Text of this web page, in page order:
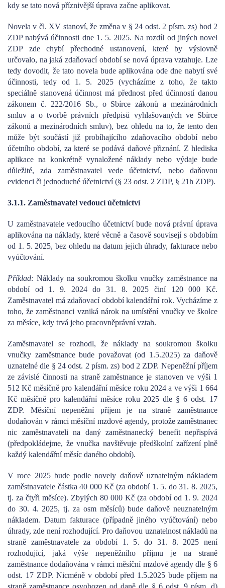
kdy se tato nová příznivější úprava začne aplikovat.
Novela v čl. XV stanoví, že změna v § 24 odst. 2 písm. zs) bod 2
ZDP nabývá účinnosti dne 1. 5. 2025. Na rozdíl od jiných novel
ZDP zde chybí přechodné ustanovení, které by výslovně
určovalo, na jaká zdaňovací období se nová úprava vztahuje. Lze
tedy dovodit, že tato novela bude aplikována ode dne nabytí své
účinnosti, tedy od 1. 5. 2025 (vycházíme z toho, že takto
speciálně stanovená účinnost má přednost před účinností danou
zákonem č. 222/2016 Sb., o Sbírce zákonů a mezinárodních
smluv a o tvorbě právních předpisů vyhlašovaných ve Sbírce
zákonů a mezinárodních smluv), bez ohledu na to, že tento den
může být součástí již probíhajícího zdaňovacího období nebo
účetního období, za které se podává daňové přiznání. Z hlediska
aplikace na konkrétně vynaložené náklady nebo výdaje bude
důležité, zda zaměstnavatel vede účetnictví, nebo daňovou
evidenci či jednoduché účetnictví (§ 23 odst. 2 ZDP, § 21h ZDP).
3.1.1. Zaměstnavatel vedoucí účetnictví
U zaměstnavatele vedoucího účetnictví bude nová právní úprava
aplikována na náklady, které věcně a časově souvisejí s obdobím
od 1. 5. 2025, bez ohledu na datum jejich úhrady, fakturace nebo
vyúčtování.
Příklad: Náklady na soukromou školku vnučky zaměstnance na
období od 1. 9. 2024 do 31. 8. 2025 činí 120 000 Kč.
Zaměstnavatel má zdaňovací období kalendářní rok. Vycházíme z
toho, že zaměstnanci vzniká nárok na umístění vnučky ve školce
za měsíce, kdy trvá jeho pracovněprávní vztah.
Zaměstnavatel se rozhodl, že náklady na soukromou školku
vnučky zaměstnance bude považovat (od 1.5.2025) za daňově
uznatelné dle § 24 odst. 2 písm. zs) bod 2 ZDP. Nepeněžní příjem
ze závislé činnosti na straně zaměstnance je stanoven ve výši 1
512 Kč měsíčně pro kalendářní měsíce roku 2024 a ve výši 1 664
Kč měsíčně pro kalendářní měsíce roku 2025 dle § 6 odst. 17
ZDP. Měsíční nepeněžní příjem je na straně zaměstnance
dodaňován v rámci měsíční mzdové agendy, protože zaměstnanec
nic zaměstnavateli na daný zaměstnanecký benefit nepřispívá
(předpokládejme, že vnučka navštěvuje předškolní zařízení plně
každý kalendářní měsíc daného období).
V roce 2025 bude podle novely daňově uznatelným nákladem
zaměstnavatele částka 40 000 Kč (za období 1. 5. do 31. 8. 2025,
tj. za čtyři měsíce). Zbylých 80 000 Kč (za období od 1. 9. 2024
do 30. 4. 2025, tj. za osm měsíců) bude daňově neuznatelným
nákladem. Datum fakturace (případně jiného vyúčtování) nebo
úhrady, zde není rozhodující. Pro daňovou uznatelnost nákladů na
straně zaměstnavatele za období 1. 5. do 31. 8. 2025 není
rozhodující, jaká výše nepeněžního příjmu je na straně
zaměstnance dodaňována v rámci měsíční mzdové agendy dle § 6
odst. 17 ZDP. Nicméně v období před 1.5.2025 bude příjem na
straně zaměstnance osvobozen od daně dle § 6 odst. 9 písm. d)